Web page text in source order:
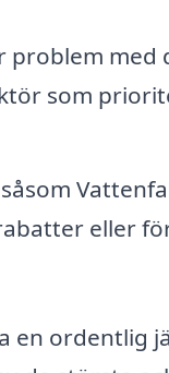
problem med
som
eller
en ordentlig